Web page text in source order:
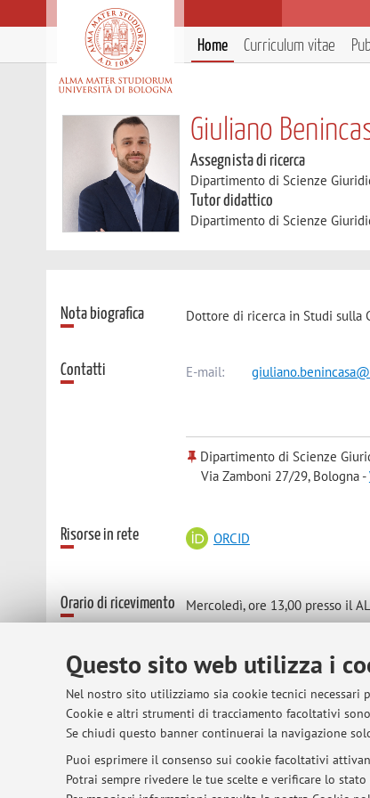
Questo sito web utilizza i
Nel nostro sito utilizziamo sia cookie tecnici
Cookie e altri strumenti di tracciamento facoltativi
Se chiudi questo banner continuerai la navigazione
Puoi esprimere il consenso sui cookie facoltativi
Potrai sempre rivedere le tue scelte e verificare lo
Home Curriculum vitae
Giuliano
Assegnista di ricerca
Dipartimento di Scienze
Tutor didattico
Dipartimento di Scienze
Nota biografica Dottore di ricerca in Studi sulla
Contatti E-mail:
Dipartimento di Scienze
Via Zamboni 27/29, Bologna -
Risorse in rete ORCID
Orario di ricevimento
Mercoledì, ore 13,00 presso il
Gli orari di ricevimento
Si prega di consultare la
© 2026 - ALMA MATER